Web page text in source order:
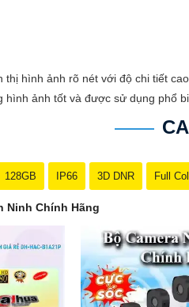
Camera dạng dome, chất
IRP: Camera thân hồng
thị hình ảnh rõ nét với độ chi tiết
hình ảnh tốt và được sử dụng phổ
128GB IP66 3D DNR Full
Ninh Chính Hãng